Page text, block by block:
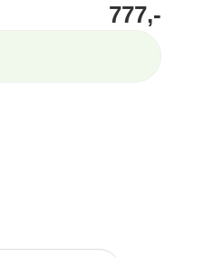
777,-